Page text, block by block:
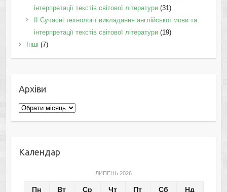
інтерпретації текстів світової літератури(31)
II Cучасні технології викладання англійської мови та
інтерпретації текстів світової літератури(19)
Інші (7)
Архіви
Архіви
Календар
ЛИПЕНЬ 2026
Пн Вт Ср Чт Пт Сб Нд